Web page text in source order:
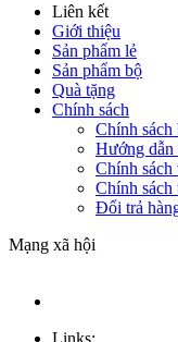
Liên kết
Giới thiệu
Sản phẩm lẻ
Sản phẩm bộ
Quà tặng
Chính sách
Chính sách
Hướng dẫn
Chính sách
Chính sách
Đổi trả
Mạng xã hội
Links: